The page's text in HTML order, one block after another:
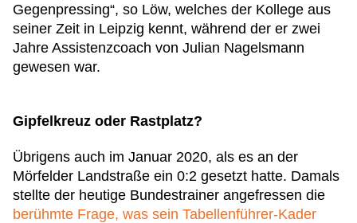
Gegenpressing“, so Löw, welches der Kollege aus
seiner Zeit in Leipzig kennt, während der er zwei
Jahre Assistenzcoach von Julian Nagelsmann
gewesen war.
Gipfelkreuz oder Rastplatz?
Übrigens auch im Januar 2020, als es an der
Mörfelder Landstraße ein 0:2 gesetzt hatte. Damals
stellte der heutige Bundestrainer angefressen die
berühmte Frage, was sein Tabellenführer-Kader